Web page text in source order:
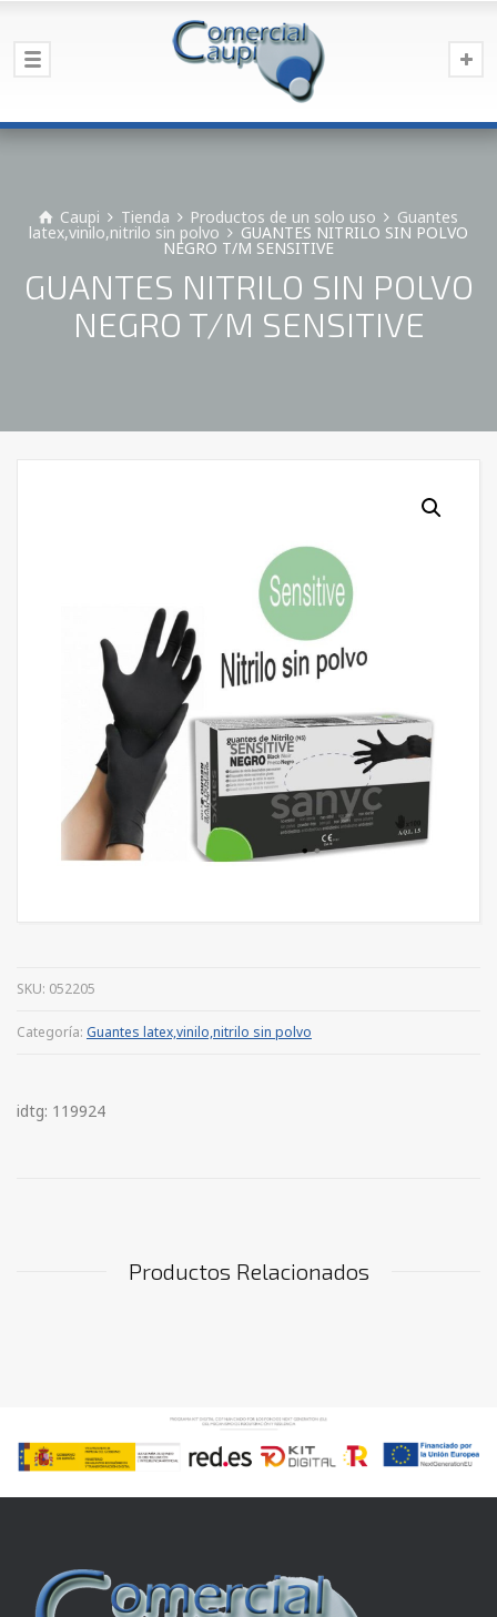
Caupi Tienda Productos de un solo uso Guantes
latex,vinilo,nitrilo sin polvo GUANTES NITRILO SIN POLVO
NEGRO T/M SENSITIVE
GUANTES NITRILO SIN POLVO
NEGRO T/M SENSITIVE
SKU: 052205
Categoría: Guantes latex,vinilo,nitrilo sin polvo
idtg: 119924
Productos Relacionados